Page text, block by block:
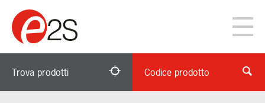
Trova prodotti Codice prodotto